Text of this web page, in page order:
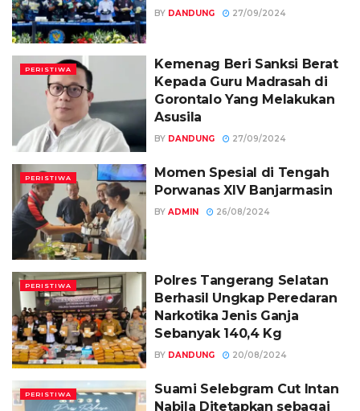
BY DANDUNG 27/09/2024
PERISTIWA
Kemenag Beri Sanksi Berat
Kepada Guru Madrasah di
Gorontalo Yang Melakukan
Asusila
BY DANDUNG 27/09/2024
PERISTIWA
Momen Spesial di Tengah
Porwanas XIV Banjarmasin
BY ADMIN 26/08/2024
PERISTIWA
Polres Tangerang Selatan
Berhasil Ungkap Peredaran
Narkotika Jenis Ganja
Sebanyak 140,4 Kg
BY DANDUNG 20/08/2024
PERISTIWA
Suami Selebgram Cut Intan
Nabila Ditetapkan sebagai